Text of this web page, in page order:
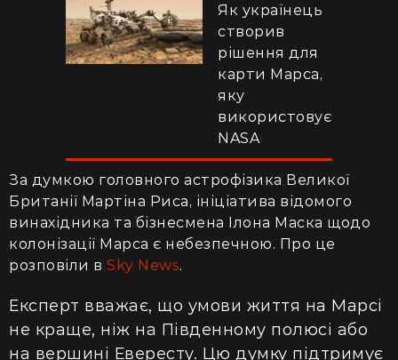
Як українець
створив
рішення для
карти Марса,
яку
використовує
NASA
За думкою головного астрофізика Великої
Британії Мартіна Риса, ініціатива відомого
винахідника та бізнесмена Ілона Маска щодо
колонізації Марса є небезпечною. Про це
розповіли в Sky News.
Експерт вважає, що умови життя на Марсі
не краще, ніж на Південному полюсі або
на вершині Евересту. Цю думку підтримує